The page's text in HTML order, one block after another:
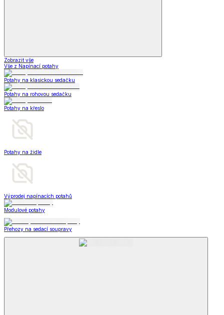
Zobrazit vše
Vše z Napínací potahy
Potahy na klasickou sedačku
Potahy na rohovou sedačku
Potahy na křeslo
Potahy na židle
Výprodej napínacích potahů
Modulové potahy
Přehozy na sedací soupravy